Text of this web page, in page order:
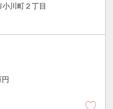
川町２丁目
円